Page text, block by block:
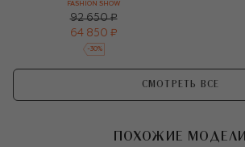
FASHION SHOW
92 650 ₽
64 850 ₽
-30%
СМОТРЕТЬ ВСЕ
ПОХОЖИЕ МОДЕЛИ